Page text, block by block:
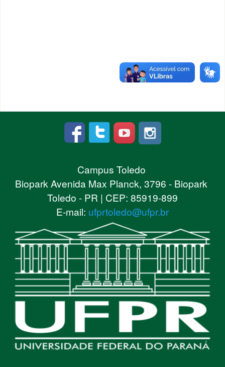
Campus Toledo
Biopark Avenida Max Planck, 3796 - Biopark
Toledo - PR | CEP: 85919-899
E-mail: ufprtoledo@ufpr.br